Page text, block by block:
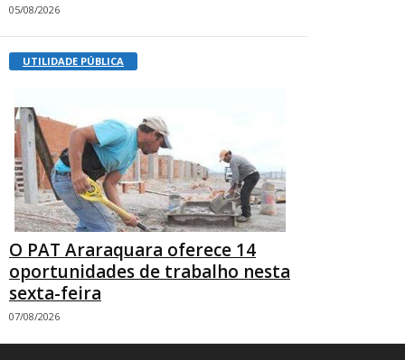
05/08/2026
UTILIDADE PÚBLICA
O PAT Araraquara oferece 14
oportunidades de trabalho nesta
sexta-feira
07/08/2026